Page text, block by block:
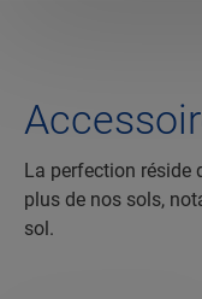
La perfection réside
plus de nos sols,
sol.